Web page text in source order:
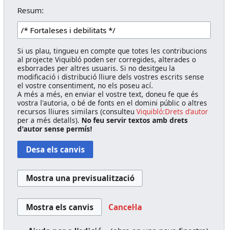
Resum:
Si us plau, tingueu en compte que totes les contribucions
al projecte Viquibló poden ser corregides, alterades o
esborrades per altres usuaris. Si no desitgeu la
modificació i distribució lliure dels vostres escrits sense
el vostre consentiment, no els poseu ací.
A més a més, en enviar el vostre text, doneu fe que és
vostra l'autoria, o bé de fonts en el domini públic o altres
recursos lliures similars (consulteuViquibló:Drets d'autor
per a més detalls). No feu servir textos amb drets
d'autor sense permís!
Cancel·la